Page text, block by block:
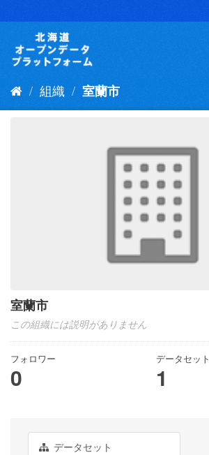
キ
組織 室蘭市
室蘭市
この組織には説明がありません
フォロワー
0
データセット
1
データセット